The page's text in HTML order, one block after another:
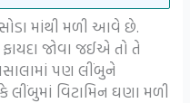
માંથી મળી આવે છે.
જોવા જઈએ તો તે
પણ લીંબુને
વિટામિન ઘણા મળી